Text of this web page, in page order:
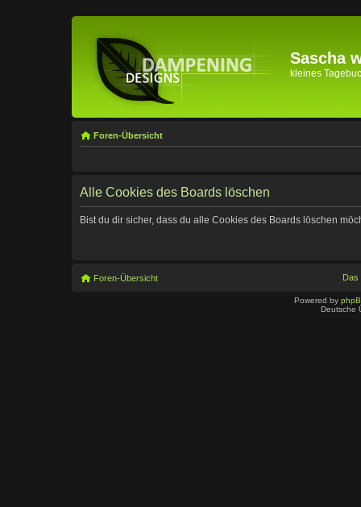
Sascha
kleines
Foren-Übersicht
Alle Cookies des Boards löschen
Bist du dir sicher, dass du alle Cookies des Boards löschen
Foren-Übersicht Das
Powered by
Deutsche